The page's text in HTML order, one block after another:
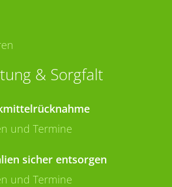
& Sorgfalt
und Termine
sicher entsorgen
und Termine